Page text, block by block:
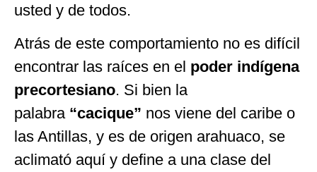
usted y de todos.
Atrás de este comportamiento no es difícil
encontrar las raíces en el poder indígena
precortesiano. Si bien la
palabra “cacique” nos viene del caribe o
las Antillas, y es de origen arahuaco, se
aclimató aquí y define a una clase del